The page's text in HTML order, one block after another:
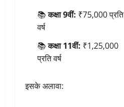
📚कक्षा 9वीं: ₹75,000 प्रति
वर्ष
📚कक्षा 11वीं: ₹1,25,000
प्रति वर्ष
इसके अलावा: